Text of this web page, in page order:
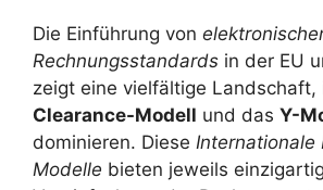
Die Einführung von
Rechnungsstandards in der EU
zeigt eine vielfältige Landschaft,
Clearance-Modell und das Y-
dominieren. Diese Internationale
Modelle bieten jeweils